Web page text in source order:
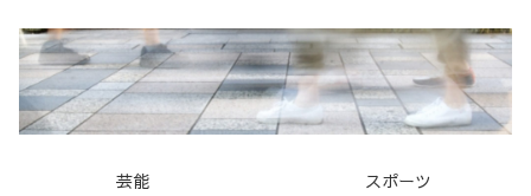
芸能
スポーツ